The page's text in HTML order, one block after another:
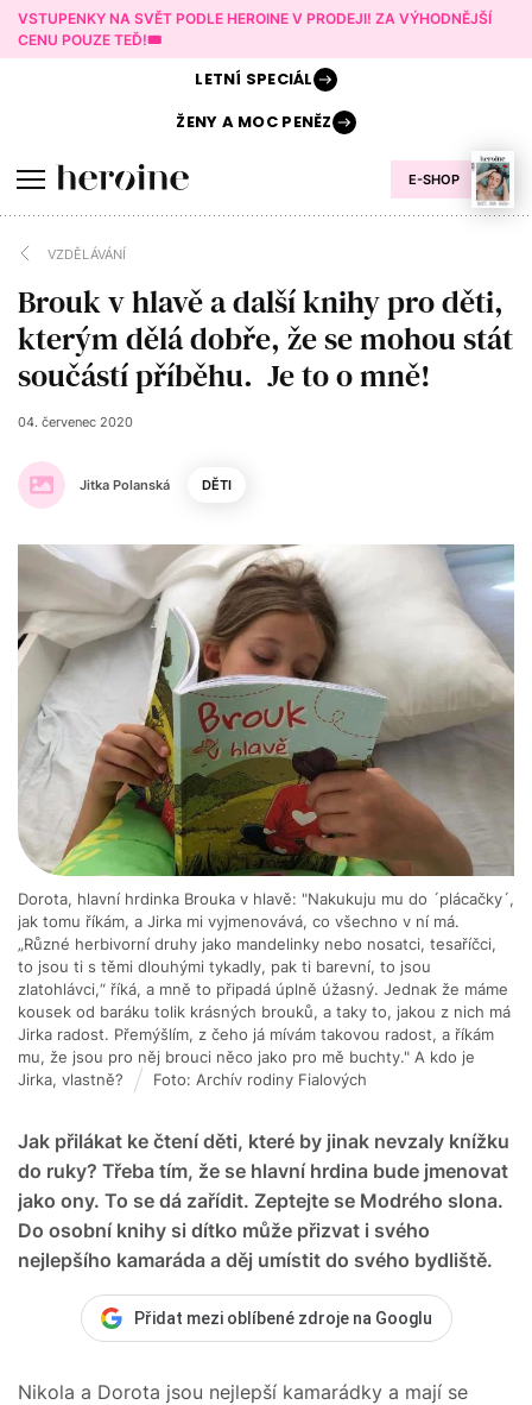
VSTUPENKY NA SVĚT PODLE HEROINE V PRODEJI! ZA VÝHODNĚJŠÍ
CENU POUZE TEĎ!🎟️
E-SHOP
LETNÍ SPECIÁL
ŽENY AMOC PENĚZ
VZDĚLÁVÁNÍ
Brouk v hlavě a další knihy pro děti,
kterým dělá dobře, že se mohou stát
součástí příběhu. Je to o mně!
Jitka Polanská
04. červenec 2020
DĚTI
Jak přilákat ke čtení děti, které by jinak nevzaly knížku
do ruky? Třeba tím, že se hlavní hrdina bude jmenovat
jako ony. To se dá zařídit. Zeptejte se Modrého slona.
Do osobní knihy si dítko může přizvat i svého
nejlepšího kamaráda a děj umístit do svého bydliště.
Dorota, hlavní hrdinka Brouka v hlavě: "Nakukuju mu do ´plácačky´,
jak tomu říkám, a Jirka mi vyjmenovává, co všechno v ní má.
„Různé herbivorní druhy jako mandelinky nebo nosatci, tesaříčci,
to jsou ti s těmi dlouhými tykadly, pak ti barevní, to jsou
zlatohlávci,“ říká, a mně to připadá úplně úžasný. Jednak že máme
kousek od baráku tolik krásných brouků, a taky to, jakou z nich má
Jirka radost. Přemýšlím, z čeho já mívám takovou radost, a říkám
mu, že jsou pro něj brouci něco jako pro mě buchty." A kdo je
Jirka, vlastně?
Foto: Archív rodiny Fialových
Přidat mezi oblíbené zdroje na Googlu
Nikola a Dorota jsou nejlepší kamarádky a mají se